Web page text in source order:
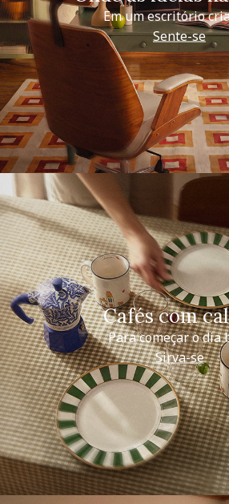
Em um escritório
Sente-se
Cafés com
Para começar o dia
Sirva-se